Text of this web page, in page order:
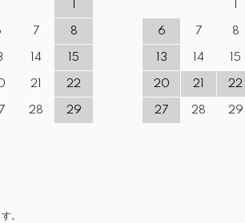
7 8
14 15
21 22
28 29
6 7 8
13 14 15
20 21 22
27 28 29
。